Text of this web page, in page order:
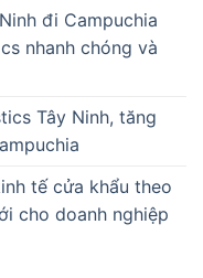
đi Campuchia
nhanh chóng và
Tây Ninh, tăng
tế cửa khẩu theo
cho doanh nghiệp